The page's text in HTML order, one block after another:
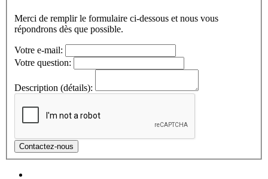
Merci de remplir le formulaire ci-dessous et nous vous
répondrons dès que possible.
Votre e-mail:
Votre question:
Description (détails):